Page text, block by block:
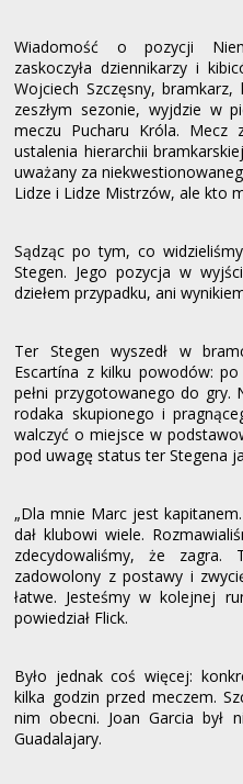
Wiadomość o pozycji
zaskoczyła dziennikarzy i
Wojciech Szczęsny,
zeszłym sezonie, wyjdzie w
meczu Pucharu Króla. Mecz
ustalenia hierarchii
uważany za
Lidze i Lidze Mistrzów, ale kto
Sądząc po tym, co
Stegen. Jego pozycja w
dziełem przypadku, ani
Ter Stegen wyszedł w
Escartína z kilku powodów:
pełni przygotowanego do gry.
rodaka skupionego i
walczyć o miejsce w
pod uwagę status ter Stegena
„Dla mnie Marc jest
dał klubowi wiele.
zdecydowaliśmy, że zagra.
zadowolony z postawy i
łatwe. Jesteśmy w kolejnej
powiedział Flick.
Było jednak coś więcej:
kilka godzin przed meczem.
nim obecni. Joan Garcia był
Guadalajary.